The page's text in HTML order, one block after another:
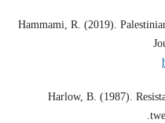
Hammami, R. (2019).
Harlow, B. (1987).